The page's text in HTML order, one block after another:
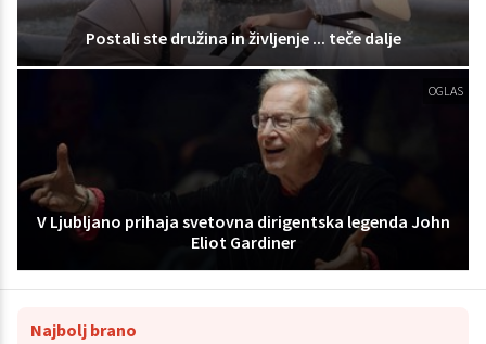
Postali ste družina in življenje ... teče dalje
OGLAS
V Ljubljano prihaja svetovna dirigentska legenda John
Eliot Gardiner
Najbolj brano